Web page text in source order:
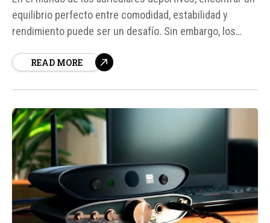
equilibrio perfecto entre comodidad, estabilidad y
rendimiento puede ser un desafío. Sin embargo, los
atractiva en este segmento, especialmente
ofrecen...
READ MORE